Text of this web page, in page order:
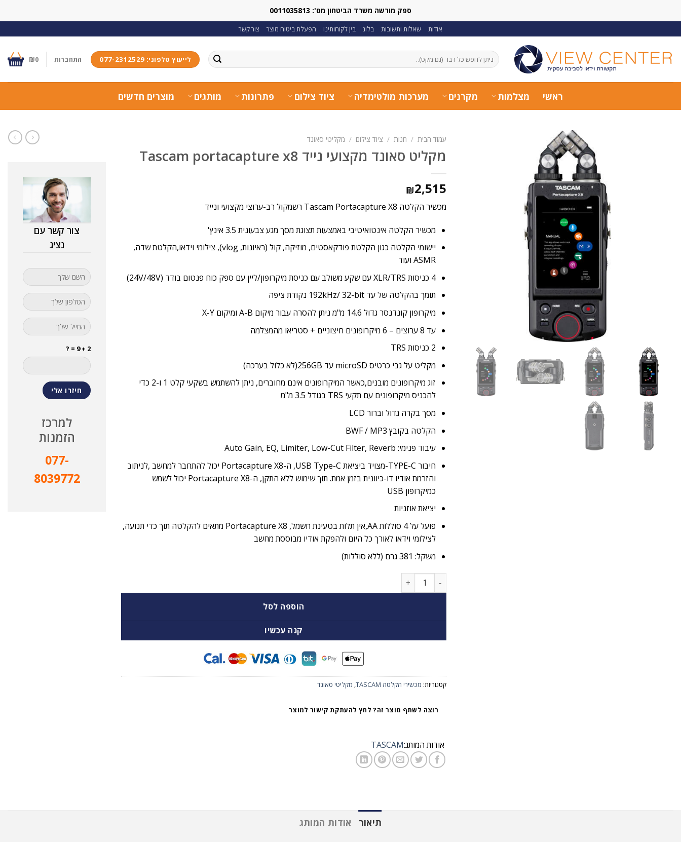
ספק מורשה משרד הביטחון מס': 0011035813
אודות שאלות ותשובות בלוג בין לקוחותינו הפעלת ביטוח מוצר צור קשר
חיפוש
עבור:
לייעוץ טלפוני: 077-2312529 התחברות ₪0
ראשי מצלמות מקרנים מערכות מולטימדיה ציוד צילום פתרונות מותגים מוצרים חדשים
עמוד הבית / חנות / ציוד צילום / מקליטי סאונד
מקליט סאונד מקצועי נייד Tascam portacapture x8
₪2,515
מכשיר הקלטה Tascam Portacapture X8 רשמקול רב-ערוצי מקצועי ונייד
מכשיר הקלטה אינטואיטיבי באמצעות תצוגת מסך מגע צבעונית 3.5 אינץ'
יישומי הקלטה כגון הקלטת פודקאסטים, מוזיקה, קול (ראיונות, vlog), צילומי וידאו,הקלטת שדה,
ASMR ועוד
4 כניסות XLR/TRS עם שקע משולב עם כניסת מיקרופון/ליין עם ספק כוח פנטום בודד (24V/48V)
תומך בהקלטה של עד 192kHz/ 32-bit נקודת ציפה
מיקרופון קונדנסר גדול 14.6 מ"מ ניתן להסרה עבור מיקום A-B ומיקום X-Y
עד 8 ערוצים – 6 מיקרופונים חיצוניים + סטריאו מהמצלמה
2 כניסות
TRS
מקליט על גבי כרטיס microSD עד 256GB(לא כלול בערכה)
זוג מיקרופונים מובנים,כאשר המיקרופונים אינם מחוברים, ניתן להשתמש בשקעי קלט 1 ו-2 כדי
להכניס מיקרופונים עם תקעי TRS בגודל 3.5 מ"מ
מסך בקרה גדול וברור LCD
הקלטה בקובץ
BWF/ MP3
עיבוד פנימי: Auto Gain, EQ, Limiter, Low-Cut Filter, Reverb
חיבור
TYPE
-C-מצויד ביציאת USB Type-C, ה-Portacapture X8 יכול להתחבר למחשב ,לניתוב
והזרמת אודיו דו-כיוונית בזמן אמת. תוך שימוש ללא התקן, ה-Portacapture X8 יכול לשמש
כמיקרופון USB
יציאת אוזניות
פועל על 4 סוללות AA,אין תלות בטעינת חשמל, Portacapture X8 מתאים להקלטה תוך כדי תנועה,
לצילומי וידאו לאורך כל היום ולהפקת אודיו מבוססת מחשב
משקל: 381 גרם (ללא סוללות)
כמות של מקליט סאונד מקצועי נייד Tascam portacapture x8
הוספה לסל
קנה עכשיו
קטגוריות: מכשירי הקלטה TASCAM מקליטי סאונד
רוצה לשתף מוצר זה? לחץ להעתקת קישור למוצר
אודות המותג:TASCAM
צור קשר עם
נציג
2 + 9 = ?
למרכז
הזמנות
077-
8039772
תיאור אודות המותג